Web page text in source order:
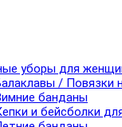
уборы для
/ Повязки
банданы
и бейсболки